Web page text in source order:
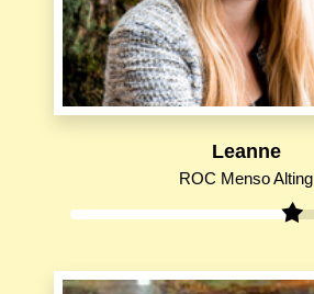
Leanne
ROC Menso Alting